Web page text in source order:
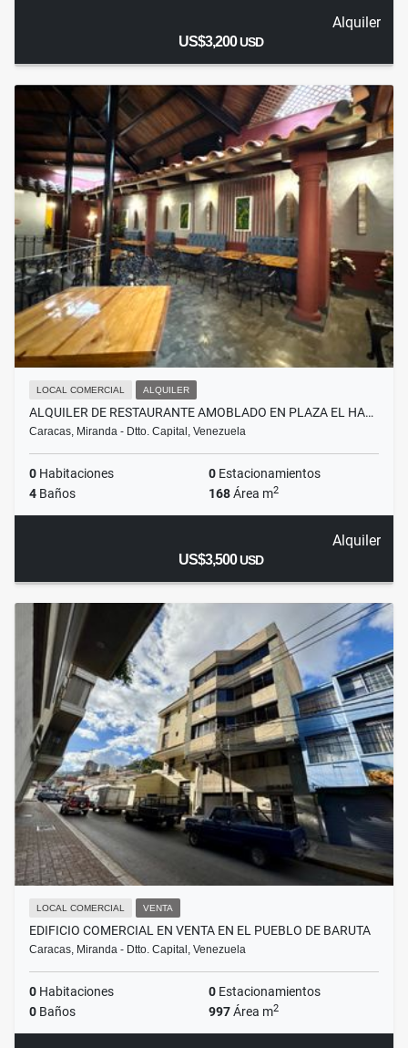
Alquiler
US$3,200USD
LOCAL COMERCIAL ALQUILER
ALQUILER DE RESTAURANTE AMOBLADO EN PLAZA EL HA…
Caracas, Miranda - Dtto. Capital, Venezuela
0 Habitaciones 0 Estacionamientos
4 Baños 168Área m2
Alquiler
US$3,500USD
LOCAL COMERCIAL VENTA
EDIFICIO COMERCIAL EN VENTA EN EL PUEBLO DE BARUTA
Caracas, Miranda - Dtto. Capital, Venezuela
0 Habitaciones 0 Estacionamientos
0 Baños 997Área m2